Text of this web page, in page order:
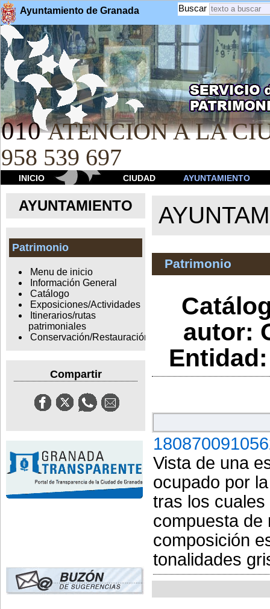
Ayuntamiento de Granada Buscar
010 ATENCION A LA
958 539 697
INICIO CIUDAD AYUNTAMIENTO
AYUNTAMIENTO
Patrimonio
Menu de inicio
Información General
Catálogo
Exposiciones/Actividades
Itinerarios/rutas
patrimoniales
Conservación/Restauración
Compartir
Patrimonio
autor:
Vista de una
ocupado por
tras los
compuesta de
composición
tonalidades